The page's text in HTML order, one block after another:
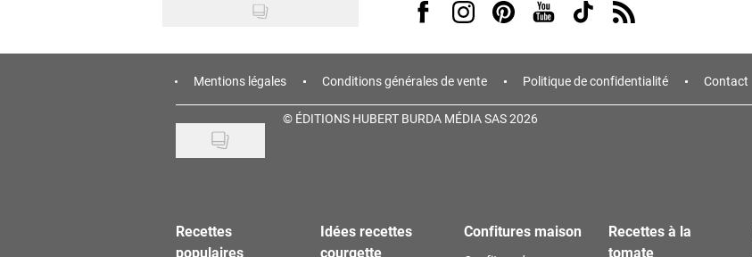
Visit us on Facebook
Visit us on Instagram
Visit us on Pinterest
Visit us on Youtube
Visit us on Tiktok
Visit us on Rss
Mentions légales Conditions générales de vente Politique de confidentialité Contact
© ÉDITIONS HUBERT BURDA MÉDIA SAS 2026
Recettes
populaires
Idées recettes
courgette
Confitures maison
Recettes à la
tomate